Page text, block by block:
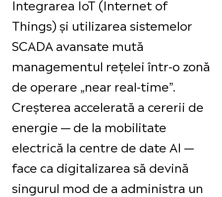
Integrarea IoT (Internet of
Things) și utilizarea sistemelor
SCADA avansate mută
managementul rețelei într-o zonă
de operare „near real-time”.
Creșterea accelerată a cererii de
energie — de la mobilitate
electrică la centre de date AI —
face ca digitalizarea să devină
singurul mod de a administra un